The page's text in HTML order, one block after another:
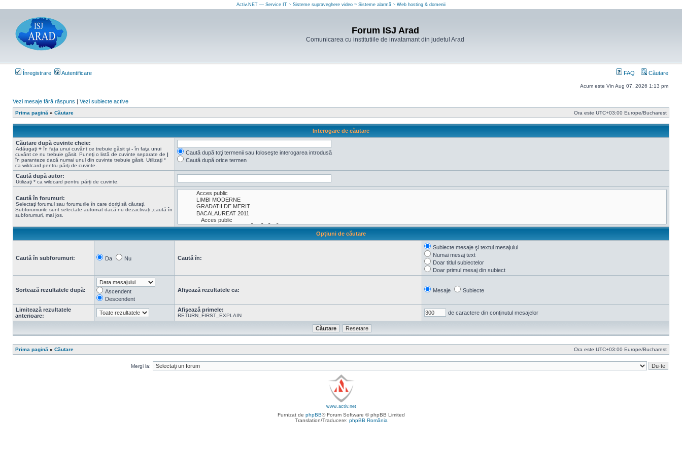
Activ.NET — Service IT ~ Sisteme supraveghere video ~ Sisteme alarmă ~ Web hosting & domenii
Forum ISJ Arad
Comunicarea cu institutiile de invatamant din judetul Arad
Înregistrare Autentificare FAQ Căutare
Acum este Vin Aug 07, 2026 1:13 pm
Vezi mesaje fără răspuns | Vezi subiecte active
Prima pagină » Căutare Ora este UTC+03:00 Europe/Bucharest
Interogare de căutare
Căutare după cuvinte cheie:
Adăugaţi + în faţa unui cuvânt ce trebuie găsit şi - în faţa unui
cuvânt ce nu trebuie găsit. Puneţi o listă de cuvinte separate de |
în paranteze dacă numai unul din cuvinte trebuie găsit. Utilizaţi *
ca wildcard pentru părţi de cuvinte.
Caută după toţi termenii sau foloseşte interogarea introdusă
Caută după orice termen
Caută după autor:
Utilizaţi * ca wildcard pentru părţi de cuvinte.
Caută în forumuri:
Selectaţi forumul sau forumurile în care doriţi să căutaţi.
Subforumurile sunt selectate automat dacă nu dezactivaţi „caută în
subforumuri„ mai jos.
Opţiuni de căutare
Caută în subforumuri: Da Nu Caută în:
Subiecte mesaje şi textul mesajului
Numai mesaj text
Doar titlul subiectelor
Doar primul mesaj din subiect
Sortează rezultatele după:
Ascendent
Descendent
Afişează rezultatele ca: Mesaje Subiecte
Limitează rezultatele
anterioare:
Afişează primele:
RETURN_FIRST_EXPLAIN de caractere din conţinutul mesajelor
Prima pagină » Căutare Ora este UTC+03:00 Europe/Bucharest
Mergi la:
www.activ.net
Furnizat de phpBB® Forum Software © phpBB Limited
Translation/Traducere: phpBB România